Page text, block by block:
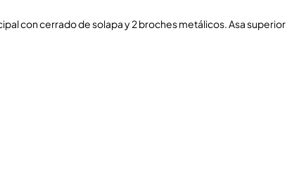
con cerrado de solapa y 2 broches metálicos. Asa